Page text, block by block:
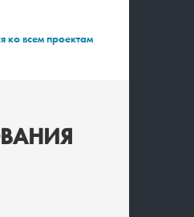
ко всем проектам